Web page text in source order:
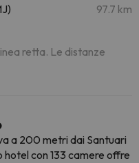
97.7 km
retta. Le distanze
a 200 metri dai Santuari
con 133 camere offre